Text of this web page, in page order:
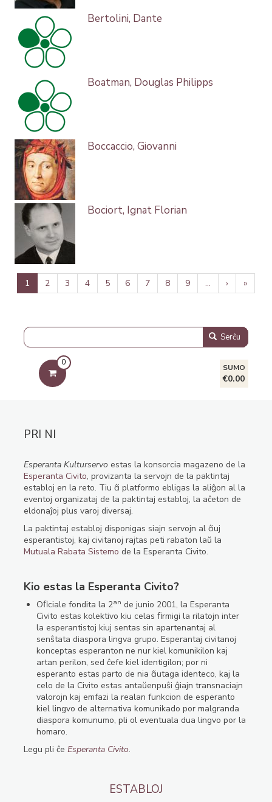
Bertolini, Dante
Boatman, Douglas Philipps
Boccaccio, Giovanni
Bociort, Ignat Florian
Pagination
Aktuala
paĝo
1 Paĝo
2 Paĝo
3 Paĝo
4 Paĝo
5 Paĝo
6 Paĝo
7 Paĝo
8 Paĝo
9 …
Next
page
›
Last
page
»
Serĉu
0
SUMO
€0.00
PRI NI
Esperanta Kulturservo estas la konsorcia magazeno de la
Esperanta Civito, provizanta la servojn de la paktintaj
establoj en la reto. Tiu ĉi platformo ebligas la aliĝon al la
eventoj organizataj de la paktintaj establoj, la aĉeton de
eldonaĵoj plus varoj diversaj.
La paktintaj establoj disponigas siajn servojn al ĉiuj
esperantistoj, kaj civitanoj rajtas peti rabaton laŭ la
Mutuala Rabata Sistemo de la Esperanta Civito.
Kio estas la Esperanta Civito?
Oﬁciale fondita la 2an de junio 2001, la Esperanta
Civito estas kolektivo kiu celas ﬁrmigi la rilatojn inter
la esperantistoj kiuj sentas sin apartenantaj al
senŝtata diaspora lingva grupo. Esperantaj civitanoj
konceptas esperanton ne nur kiel komunikilon kaj
artan perilon, sed ĉefe kiel identigilon; por ni
esperanto estas parto de nia ĉiutaga identeco, kaj la
celo de la Civito estas antaŭenpuŝi ĝiajn transnaciajn
valorojn kaj emfazi la realan funkcion de esperanto
kiel lingvo de alternativa komunikado por malgranda
diaspora komunumo, pli ol eventuala dua lingvo por la
homaro.
Legu pli ĉe Esperanta Civito.
ESTABLOJ